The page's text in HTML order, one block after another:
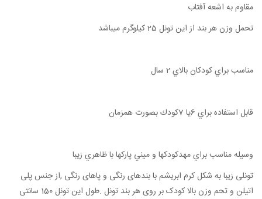
مقاوم به اشعه آفتاب
تحمل وزن هر بند از اين تونل 25 كيلوگرم ميباشد
مناسب براي كودكان بالاي 2 سال
قابل استفاده براي 6يا 7كودك بصورت همزمان
وسيله مناسب براي مهدكودكها و ميني پاركها با ظاهري زيبا
تونلی زیبا به شکل کرم ابریشم با بندهای رنگی و پاهای رنگی ,از جنس پلی
اتیلن و تحم وزن بالا کودک بر روی هر بند تونل .طول اين تونل 150 سانتی